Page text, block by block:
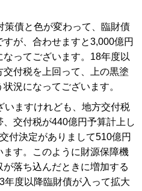
策債と色が変わって、臨財債
が、合わせますと3,000億円
ってございます。18年度以
付税を上回って、上の黒塗
況になってございます。
いますけれども、地方交付税
交付税が440億円予算計上し
付決定がありまして510億円
す。このように財源保障機
落ち込んだときに増加する
度以降臨財債が入って拡大